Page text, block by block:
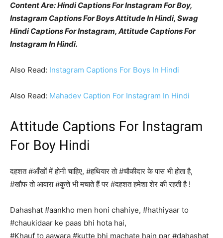
Content Are: Hindi Captions For Instagram For Boy,
Instagram Captions For Boys Attitude In Hindi, Swag
Hindi Captions For Instagram, Attitude Captions For
Instagram In Hindi.
Also Read: Instagram Captions For Boys In Hindi
Also Read: Mahadev Caption For Instagram In Hindi
Attitude Captions For Instagram
For Boy Hindi
दहशत #आँखों में होनी चाहिए, #हथियार तो #चौकीदार के पास भी होता है,
#खौफ तो आवारा #कुत्ते भी मचाते हैं पर #दहशत हमेशा शेर की रहती है !
Dahashat #aankho men honi chahiye, #hathiyaar to
#chaukidaar ke paas bhi hota hai,
#Khauf to aawara #kutte bhi machate hain par #dahashat